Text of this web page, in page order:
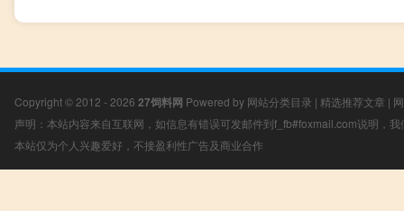
Copyright © 2012 - 2026 27饲料网 Powered by 网站分类目录 | 精选推荐文章 |
声明：本站内容来自互联网，如信息有错误可发邮件到f_fb#foxmail.com说明，
本站仅为个人兴趣爱好，不接盈利性广告及商业合作